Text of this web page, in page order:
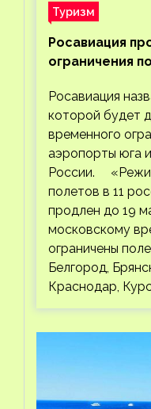
Туризм
Росавиация
ограничения
Росавиация
которой будет
временного
аэропорты юга
России.
полетов в 11
продлен до 19
московскому
ограничены
Белгород,
Краснодар,